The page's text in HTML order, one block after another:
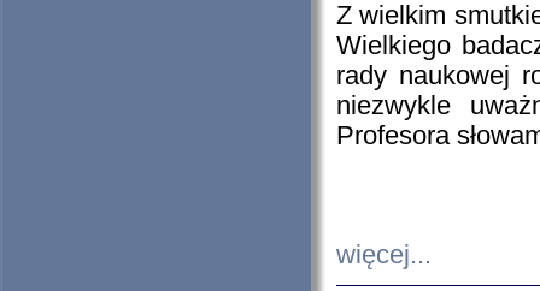
Z wielkim
Wielkiego
rady naukowej
niezwykle
Profesora
więcej...